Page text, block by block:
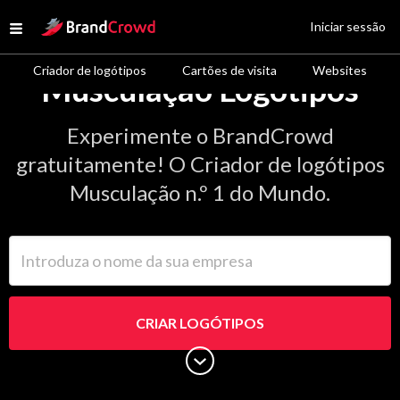
Open menu
Site Logo
Criador de logótipos Cartões de visita Websites
Iniciar sessão
Musculação Logótipos
Experimente o BrandCrowd
gratuitamente! O Criador de logótipos
Musculação n.º 1 do Mundo.
CRIAR LOGÓTIPOS